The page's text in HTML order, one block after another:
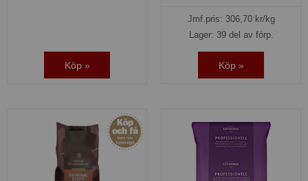
Köp »
Jmf.pris: 306,70kr/kg
Lager: 39 del av förp.
Köp »